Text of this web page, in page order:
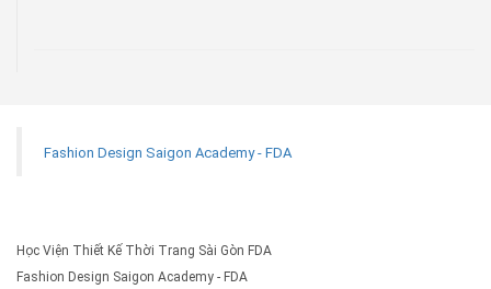
Fashion Design Saigon Academy - FDA
Học Viện Thiết Kế Thời Trang Sài Gòn FDA
Fashion Design Saigon Academy - FDA